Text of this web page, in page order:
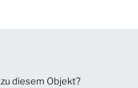
diesem Objekt?